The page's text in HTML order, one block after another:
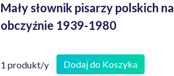
Mały słownik pisarzy polskich na
obczyźnie 1939-1980
1 produkt/y Dodaj do Koszyka